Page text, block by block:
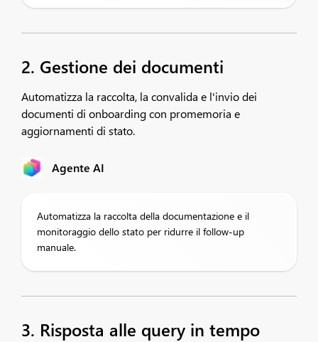
2. Gestione dei documenti
Automatizza la raccolta, la convalida e l'invio dei
documenti di onboarding con promemoria e
aggiornamenti di stato.
Agente AI
Automatizza la raccolta della documentazione e il
monitoraggio dello stato per ridurre il follow-up
manuale.
3. Risposta alle query in tempo